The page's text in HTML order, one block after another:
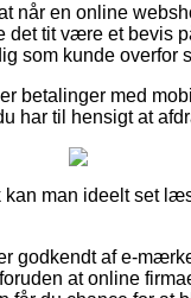
når en online
tit være et bevis
som kunde overfor
betalinger med
har til hensigt at
man ideelt set
godkendt af e-
at online